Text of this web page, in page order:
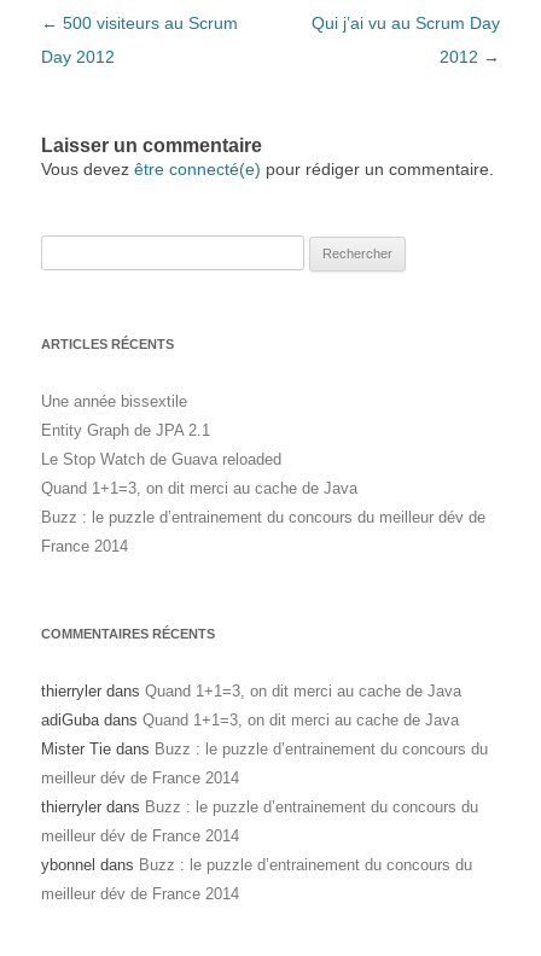
Navigation des articles
← 500 visiteurs au Scrum
Day 2012
Qui j’ai vu au Scrum Day
2012 →
Laisser un commentaire
Vous devez être connecté(e) pour rédiger un commentaire.
ARTICLES RÉCENTS
Une année bissextile
Entity Graph de JPA 2.1
Le Stop Watch de Guava reloaded
Quand 1+1=3, on dit merci au cache de Java
Buzz : le puzzle d’entrainement du concours du meilleur dév de
France 2014
COMMENTAIRES RÉCENTS
thierryler dans Quand 1+1=3, on dit merci au cache de Java
adiGubadans Quand 1+1=3, on dit merci au cache de Java
Mister Tie dans Buzz : le puzzle d’entrainement du concours du
meilleur dév de France 2014
thierryler dans Buzz : le puzzle d’entrainement du concours du
meilleur dév de France 2014
ybonnel dans Buzz : le puzzle d’entrainement du concours du
meilleur dév de France 2014